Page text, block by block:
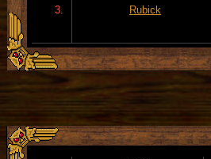
3. Rubick